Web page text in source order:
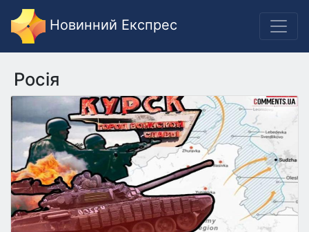
Новинний Експрес
Росія